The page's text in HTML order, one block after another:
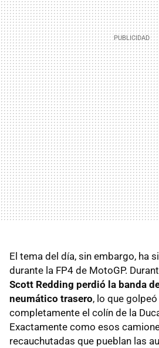
El tema del día, sin embargo, ha
durante la FP4 de MotoGP.
Scott Redding perdió la banda
neumático trasero, lo que
completamente el colín de la
Exactamente como esos
recauchutadas que pueblan las